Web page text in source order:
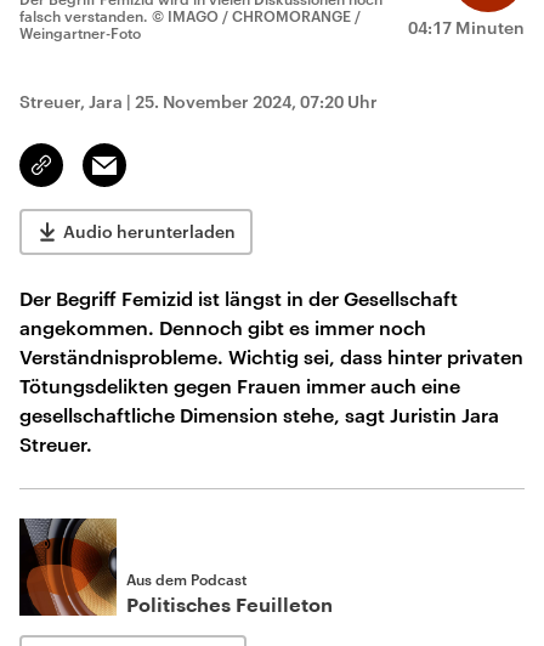
04:17 Minuten
falsch verstanden. © IMAGO / CHROMORANGE /
Weingartner-Foto
Streuer, Jara | 25. November 2024, 07:20 Uhr
Link
kopieren/teilen
Email
Audio herunterladen
Der Begriff Femizid ist längst in der Gesellschaft
angekommen. Dennoch gibt es immer noch
Verständnisprobleme. Wichtig sei, dass hinter privaten
Tötungsdelikten gegen Frauen immer auch eine
gesellschaftliche Dimension stehe, sagt Juristin Jara
Streuer.
Aus dem Podcast
Politisches Feuilleton